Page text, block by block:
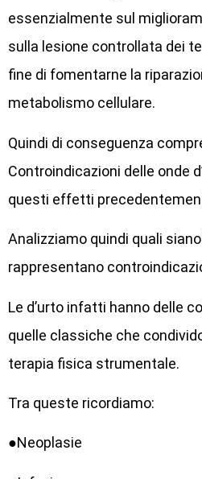
essenzialmente sul
sulla lesione controllata dei
fine di fomentarne la
metabolismo cellulare.
Quindi di conseguenza
Controindicazioni delle onde
questi effetti
Analizziamo quindi quali
rappresentano
Le d’urto infatti hanno delle
quelle classiche che
terapia fisica strumentale.
Tra queste ricordiamo:
●Neoplasie